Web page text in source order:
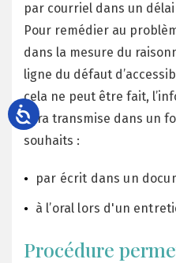
par courriel dans un
Pour remédier au
dans la mesure du
ligne du défaut
cela ne peut être fait,
sera transmise dans un
souhaits :
par écrit dans un
à l’oral lors d'un
Procédure